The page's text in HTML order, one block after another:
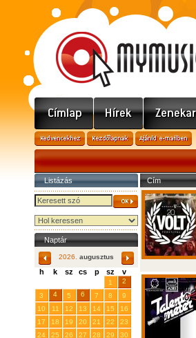
Listázás
Naptár
2026. augusztus
h k sz cs p sz v
1
2
3
4 5 6 7 8
9
10
11 12 13 14 15
16
17
18 19 20 21 22
23
24
25 26 27 28 29
30
Cím